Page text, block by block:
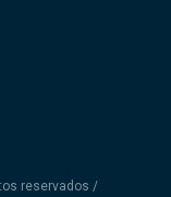
reservados /